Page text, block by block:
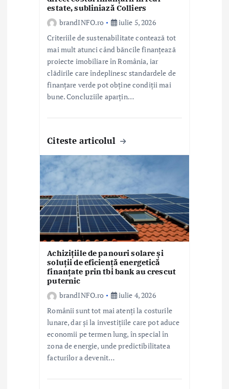
estate, subliniază Colliers
brandINFO.ro
iulie 5, 2026
Criteriile de sustenabilitate contează tot
mai mult atunci când băncile finanțează
proiecte imobiliare în România, iar
clădirile care îndeplinesc standardele de
finanțare verde pot obține condiții mai
bune. Concluziile aparțin…
Citeste articolul
Achizițiile de panouri solare și
soluții de eficiență energetică
finanțate prin tbi bank au crescut
puternic
brandINFO.ro
iulie 4, 2026
Românii sunt tot mai atenți la costurile
lunare, dar și la investițiile care pot aduce
economii pe termen lung, în special în
zona de energie, unde predictibilitatea
facturilor a devenit…